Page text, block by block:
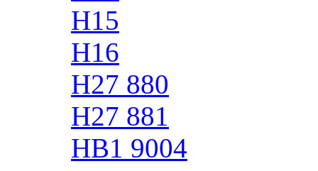
H15
H16
H27 880
H27 881
HB1 9004